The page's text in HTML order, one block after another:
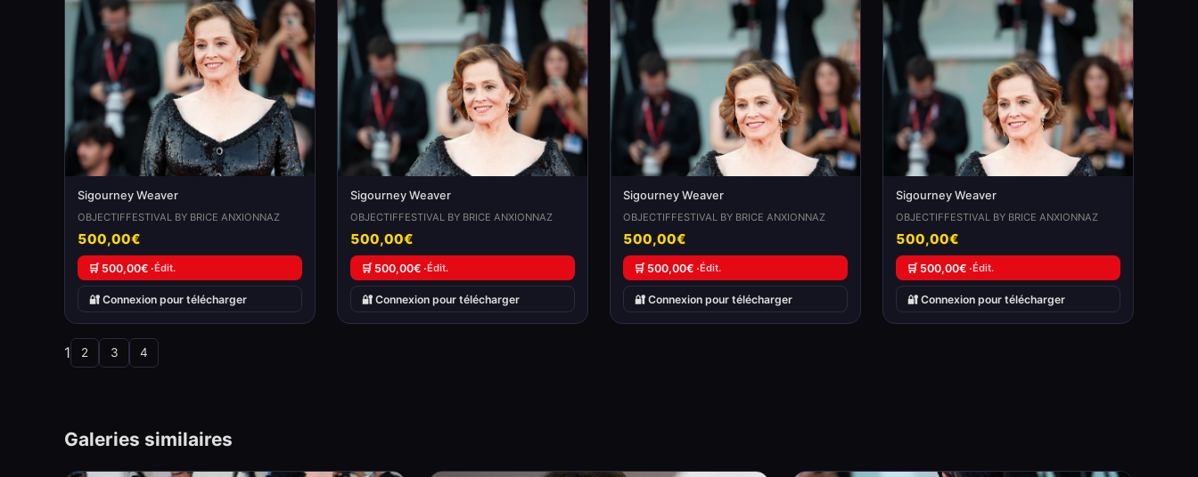
Sigourney Weaver
OBJECTIFFESTIVAL BY BRICE ANXIONNAZ
500,00€
🛒 500,00€ ·Édit.
🔐 Connexion pour télécharger
Sigourney Weaver
OBJECTIFFESTIVAL BY BRICE ANXIONNAZ
500,00€
🛒 500,00€ ·Édit.
🔐 Connexion pour télécharger
Sigourney Weaver
OBJECTIFFESTIVAL BY BRICE ANXIONNAZ
500,00€
🛒 500,00€ ·Édit.
🔐 Connexion pour télécharger
Sigourney Weaver
OBJECTIFFESTIVAL BY BRICE ANXIONNAZ
500,00€
🛒 500,00€ ·Édit.
🔐 Connexion pour télécharger
1 2 3 4
Galeries similaires